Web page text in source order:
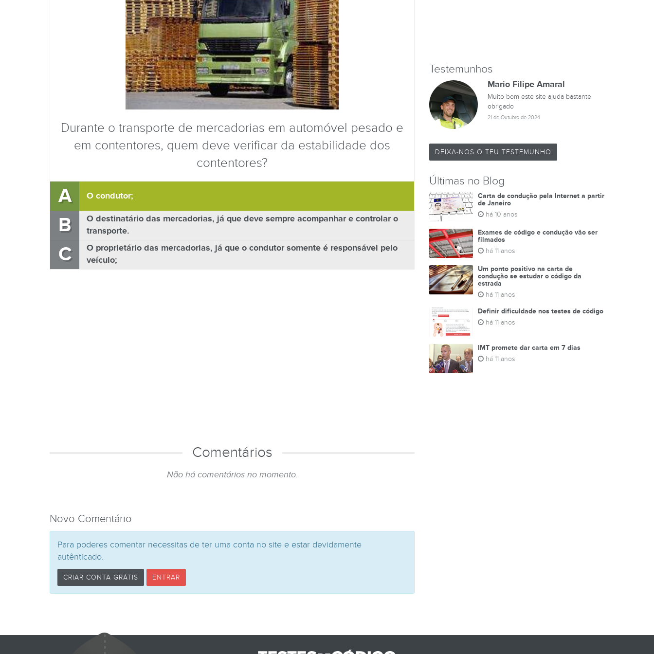
Durante o transporte de mercadorias em automóvel pesado e
em contentores, quem deve verificar da estabilidade dos
contentores?
A O condutor;
B
O destinatário das mercadorias, já que deve sempre acompanhar e controlar o
transporte.
C
O proprietário das mercadorias, já que o condutor somente é responsável pelo
veículo;
Comentários
Não há comentários no momento.
Novo Comentário
Para poderes comentar necessitas de ter uma conta no site e estar devidamente
autênticado.
CRIAR CONTA GRÁTIS ENTRAR
Testemunhos
Mario Filipe Amaral
Muito bom este site ajuda bastante
obrigado
21 de Outubro de 2024
DEIXA-NOS O TEU TESTEMUNHO
Últimas no Blog
Carta de condução pela Internet a partir
de Janeiro
há 10 anos
Exames de código e condução vão ser
filmados
há 11 anos
Um ponto positivo na carta de
condução se estudar o código da
estrada
há 11 anos
Definir dificuldade nos testes de código
há 11 anos
IMT promete dar carta em 7 dias
há 11 anos